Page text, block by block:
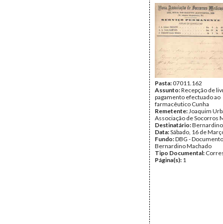
Pasta:07011.162
Assunto:Recepção de
pagamento efectuado ao
farmacêutico Cunha
Remetente:Joaquim
Associação de Socorros
Destinatário:
Data:Sábado, 16 de
Fundo:DBG -
Bernardino Machado
Tipo Documental:
Página(s): 1